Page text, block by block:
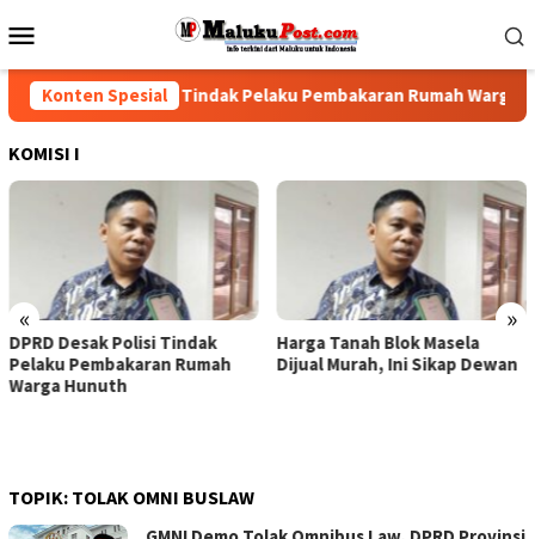
ke
Mobile
Konten Spesial
Desak Polisi Tindak Pelaku Pembakaran Rumah Warga
KOMISI I
« »
Harga Tanah Blok Masela
Dijual Murah, Ini Sikap Dewan
DPRD-Pemprov Maluku
Sepakat Tenaga Non-ASN
TOPIK: TOLAK OMNI BUSLAW